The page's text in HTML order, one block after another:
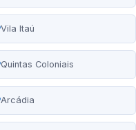
Vila Itaú
Quintas Coloniais
Arcádia